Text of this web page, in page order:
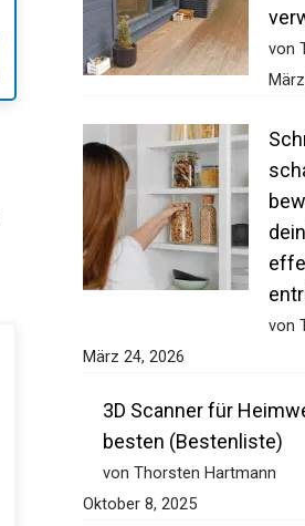
von
von
März 24, 2026
3D Scanner für
besten (Bestenliste)
von Thorsten Hartmann
Oktober 8, 2025